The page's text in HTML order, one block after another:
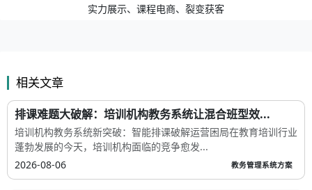
实力展示、课程电商、裂变获客
相关文章
排课难题大破解：培训机构教务系统让混合班型效...
培训机构教务系统新突破：智能排课破解运营困局在教育培训行业
蓬勃发展的今天，培训机构面临的竞争愈发...
2026-08-06
教务管理系统方案